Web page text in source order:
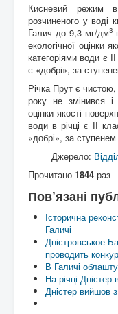
Кисневий режим в
розчиненого у воді
Галич до 9,3 мг/дм3
екологічної оцінки
категоріями води є
є «добрі», за
Річка Прут є чистою,
року не змінився і
оцінки якості
води в річці є ІІ
«добрі», за
Джерело:
Прочитано 1844 раз
Пов’язані
Історична
Галичі
Дністровськое
проводить
В Галичі
На річці
Дністер вийшов